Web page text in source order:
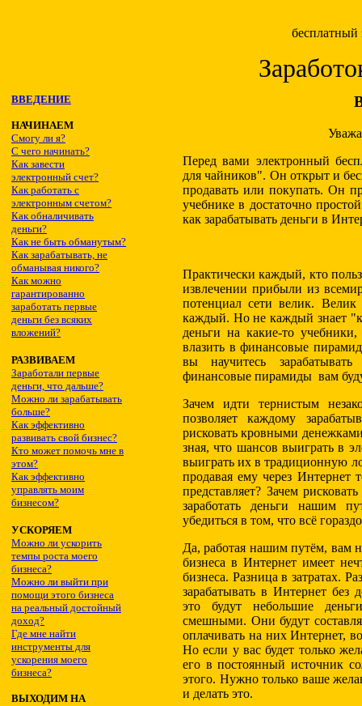
бесплатный
ВВЕДЕНИЕ
НАЧИНАЕМ
Смогу ли я?
С чего начинать?
Как завести
электронный счет?
Как работать с
электронным счетом?
Как обналичивать
деньги?
Как не быть обманутым?
Как зарабатывать, не
обманывая никого?
Как можно
гарантированно
заработать первые
деньги без всяких
вложений?
РАЗВИВАЕМ
Заработали первые
деньги, что дальше?
Можно ли зарабатывать
больше?
Как эффективно
развивать свой бизнес?
Кто может помочь мне в
этом?
Как эффективно
управлять моим
бизнесом?
УСКОРЯЕМ
Можно ли ускорить
темпы роста моего
бизнеса?
Можно ли выйти при
помощи этого бизнеса
на реальный достойный
доход?
Где мне найти
инструменты для
ускорения моего
бизнеса?
ВЫХОДИМ НА
Перед вами электронный
для чайников". Он открыт и
продавать или покупать. Он
учебнике в достаточно
как зарабатывать деньги в
Практически каждый, кто
извлечении прибыли из
потенциал сети велик. Велик
каждый. Но не каждый знает
деньги на какие-то
влазить в финансовые
вы научитесь
финансовые пирамиды вам
Зачем идти тернистым
позволяет каждому
рисковать кровными
зная, что шансов выиграть в
выиграть их в традиционную
продавая ему через Интернет
представляет? Зачем
заработать деньги нашим
убедиться в том, что всё
Да, работая нашим путём, вам
бизнеса в Интернет имеет
бизнеса. Разница в затратах.
зарабатывать в Интернет без
это будут небольшие
смешными. Они будут
оплачивать на них Интернет,
Но если у вас будет только
его в постоянный источник
этого. Нужно только ваше
и делать это.